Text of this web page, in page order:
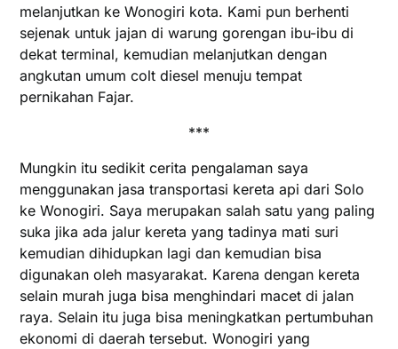
melanjutkan ke Wonogiri kota. Kami pun berhenti
sejenak untuk jajan di warung gorengan ibu-ibu di
dekat terminal, kemudian melanjutkan dengan
angkutan umum colt diesel menuju tempat
pernikahan Fajar.
***
Mungkin itu sedikit cerita pengalaman saya
menggunakan jasa transportasi kereta api dari Solo
ke Wonogiri. Saya merupakan salah satu yang paling
suka jika ada jalur kereta yang tadinya mati suri
kemudian dihidupkan lagi dan kemudian bisa
digunakan oleh masyarakat. Karena dengan kereta
selain murah juga bisa menghindari macet di jalan
raya. Selain itu juga bisa meningkatkan pertumbuhan
ekonomi di daerah tersebut. Wonogiri yang